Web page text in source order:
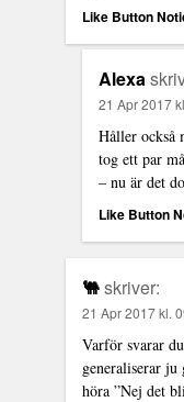
Like Button
Alexa
21 Apr 2017
Håller också
tog ett par
– nu är det
Like Button
🐫skriver:
21 Apr 2017 kl.
Varför svarar
generaliserar
höra ”Nej det